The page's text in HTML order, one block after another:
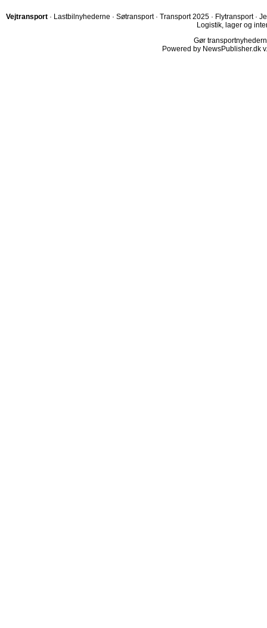
Vejtransport · Lastbilnyhederne · Søtransport · Transport 2025 · Flytransport ·
Logistik, lager og
Gør
Powered by NewsPublisher.dk